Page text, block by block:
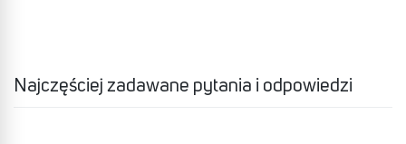
Najczęściej zadawane pytania i odpowiedzi